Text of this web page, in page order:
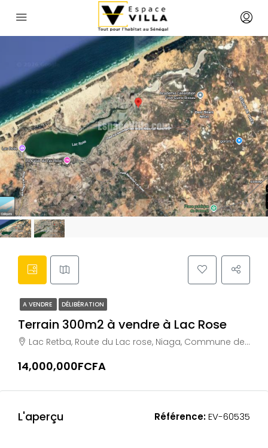
A VENDRE DÉLIBÉRATION
Terrain 300m2 à vendre à Lac Rose
Lac Retba, Route du Lac rose, Niaga, Commune de Tivaouane Peulh-Niaga, Arrondissement de Bambylor, Département de Rufisque, Région de Dakar, Sénégal
14,000,000FCFA
L'aperçu Référence:EV-60535